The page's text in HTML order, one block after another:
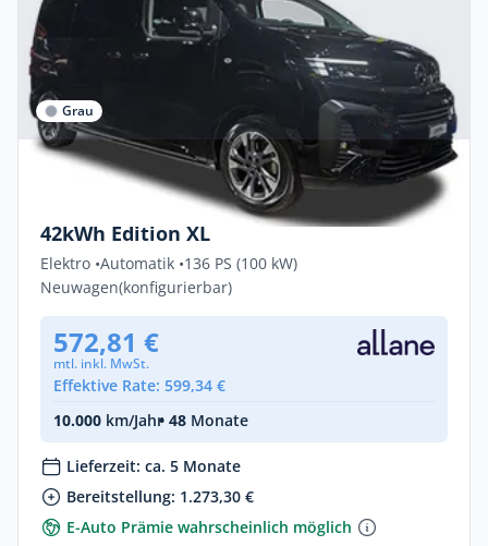
Grau
Gewerbe & Privat
Opel Zafira Electric EDITION 100 kW
42kWh Edition XL
Elektro •Automatik •136 PS (100 kW)
Neuwagen(konfigurierbar)
572,81 €
mtl. inkl. MwSt.
Effektive Rate: 599,34 €
10.000 km/Jahr• 48 Monate
Lieferzeit: ca. 5 Monate
Bereitstellung: 1.273,30 €
E-Auto Prämie wahrscheinlich möglich